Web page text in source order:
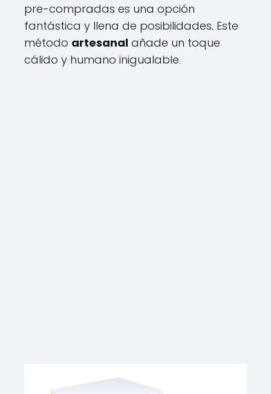
pre-compradas es una opción
fantástica y llena de posibilidades. Este
método artesanal añade un toque
cálido y humano inigualable.